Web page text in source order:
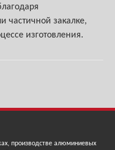
частичной закалке,
изготовления.
производстве алюминиевых